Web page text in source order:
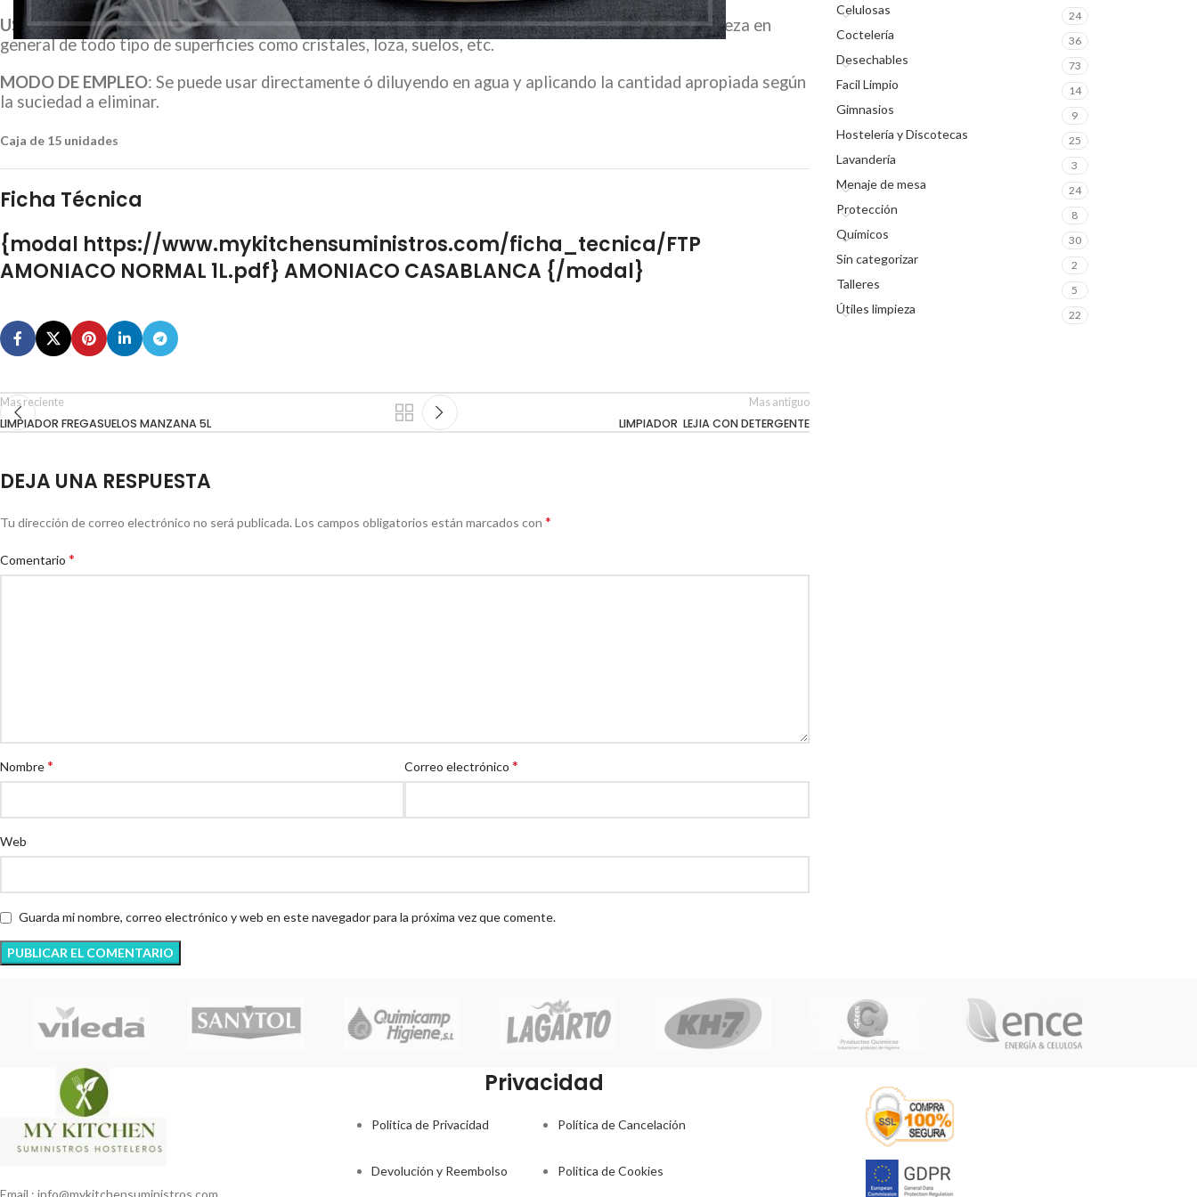
USOS Y CARACTERÍSTICAS: Amoniaco doméstico especialmente diseñado para favorecer la limpieza en
general de todo tipo de superficies como cristales, loza, suelos, etc.
MODO DE EMPLEO: Se puede usar directamente ó diluyendo en agua y aplicando la cantidad apropiada según
la suciedad a eliminar.
Caja de 15 unidades
Ficha Técnica
{modal https://www.mykitchensuministros.com/ficha_tecnica/FTP
AMONIACO NORMAL 1L.pdf} AMONIACO CASABLANCA {/modal}
Mas reciente
LIMPIADOR FREGASUELOS MANZANA 5L
Mas antiguo
LIMPIADOR LEJIA CON DETERGENTE
DEJA UNA RESPUESTA
Tu dirección de correo electrónico no será publicada. Los campos obligatorios están marcados con *
Comentario *
Nombre* Correo electrónico*
Web
Guarda mi nombre, correo electrónico y web en este navegador para la próxima vez que comente.
Celulosas 24
Coctelería 36
Desechables 73
Facil Limpio 14
Gimnasios 9
Hostelería y Discotecas 25
Lavandería 3
Menaje de mesa 24
Protección 8
Químicos 30
Sin categorizar 2
Talleres 5
Útiles limpieza 22
Privacidad
Politica de Privacidad
Devolución y Reembolso
Política de Cancelación
Politica de Cookies